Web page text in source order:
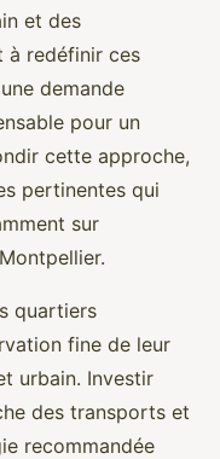
et des
à redéfinir ces
demande
pour un
cette approche,
pertinentes qui
sur
quartiers
fine de leur
urbain. Investir
des transports et
recommandée